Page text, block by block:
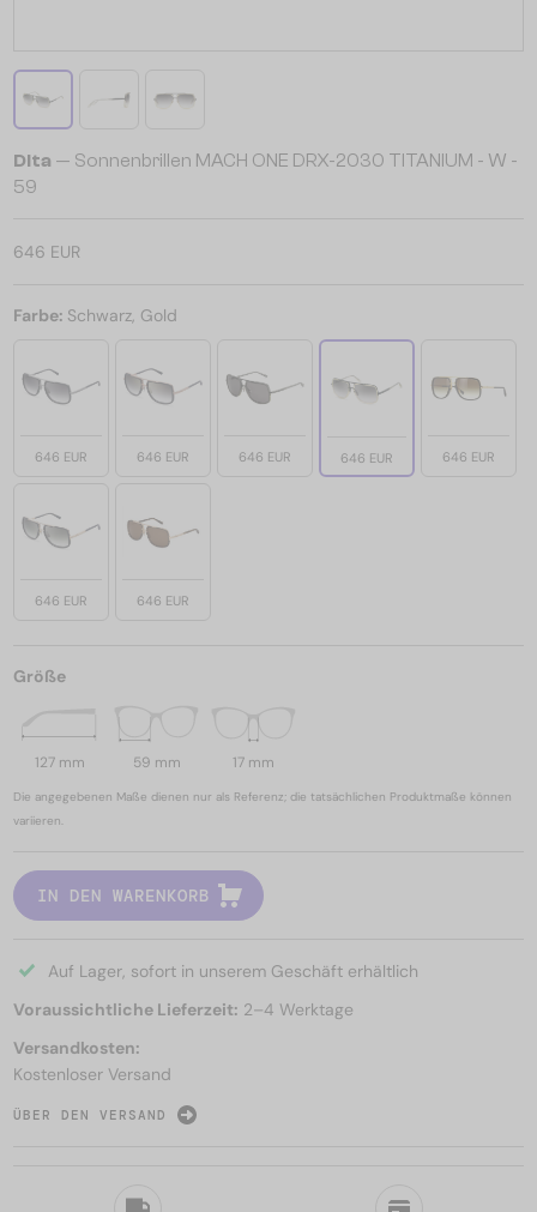
Dita — Sonnenbrillen MACH ONE DRX-2030 TITANIUM - W -
59
646 EUR
Farbe: Schwarz, Gold
646 EUR 646 EUR 646 EUR 646 EUR 646 EUR
646 EUR 646 EUR
Größe
127 mm 59 mm 17 mm
Die angegebenen Maße dienen nur als Referenz; die tatsächlichen Produktmaße können
variieren.
IN DEN WARENKORB
Auf Lager, sofort in unserem Geschäft erhältlich
Voraussichtliche Lieferzeit: 2–4 Werktage
Versandkosten:
Kostenloser Versand
ÜBER DEN VERSAND